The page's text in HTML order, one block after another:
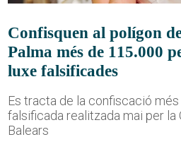
Confisquen al polígon
Palma més de 115.000
luxe falsificades
Es tracta de la confiscació
falsificada realitzada mai per la
Balears